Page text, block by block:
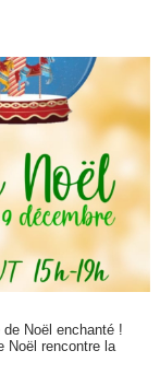
Noël enchanté !
Noël rencontre la